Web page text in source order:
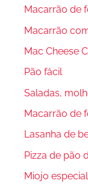
Macarrão de
Macarrão
Mac Cheese
Pão fácil
Saladas,
Macarrão de
Lasanha de
Pizza de pão
Miojo especial